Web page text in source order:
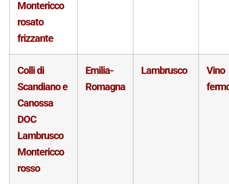
Montericco
rosato
frizzante
Colli di
Scandiano e
Canossa
DOC
Lambrusco
Montericco
rosso
Emilia-
Romagna
Lambrusco
Vino